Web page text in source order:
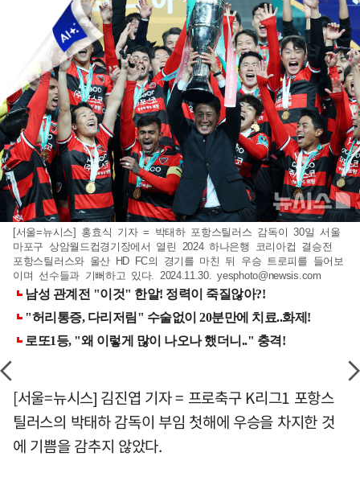
[서울=뉴시스] 홍효식 기자 = 박태하 포항스틸러스 감독이 30일 서울
마포구 상암월드컵경기장에서 열린 2024 하나은행 코리아컵 결승전
포항스틸러스와 울산 HD FC의 경기를 마친 뒤 우승 트로피를 들어보
이며 선수들과 기뻐하고 있다. 2024.11.30.yesphoto@newsis.com
[서울=뉴시스] 김진엽 기자 = 프로축구 K리그1 포항스
틸러스의 박태하 감독이 부임 첫해에 우승을 차지한 것
에 기쁨을 감추지 않았다.